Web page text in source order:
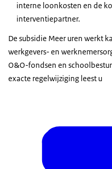
interne loonkosten en de
interventiepartner.
De subsidie Meer uren werkt
werkgevers- en
O&O-fondsen en
exacte regelwijziging leest u